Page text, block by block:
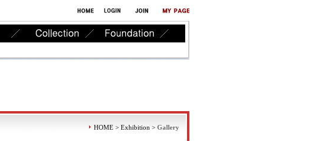
HOME > Exhibition > Gallery